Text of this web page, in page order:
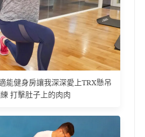
能健身房讓我深深愛上TRX懸吊
打擊肚子上的肉肉